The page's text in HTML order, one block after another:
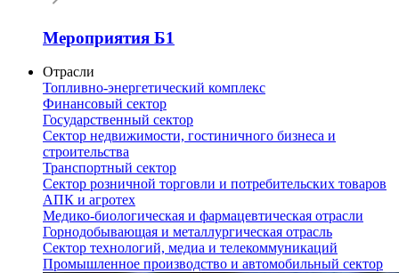
Мероприятия Б1
Отрасли
Топливно-энергетический комплекс
Финансовый сектор
Государственный сектор
Сектор недвижимости, гостиничного бизнеса и
строительства
Транспортный сектор
Сектор розничной торговли и потребительских товаров
АПК и агротех
Медико-биологическая и фармацевтическая отрасли
Горнодобывающая и металлургическая отрасль
Сектор технологий, медиа и телекоммуникаций
Промышленное производство и автомобильный сектор